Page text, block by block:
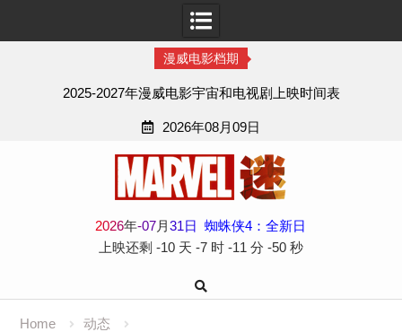
漫威电影档期
2025-2027年漫威电影宇宙和电视剧上映时间表
2026年08月09日
2026年-07月31日
蜘蛛侠4：全新日
上映还剩 -10 天 -7 时 -11 分 -51 秒
Home
动态